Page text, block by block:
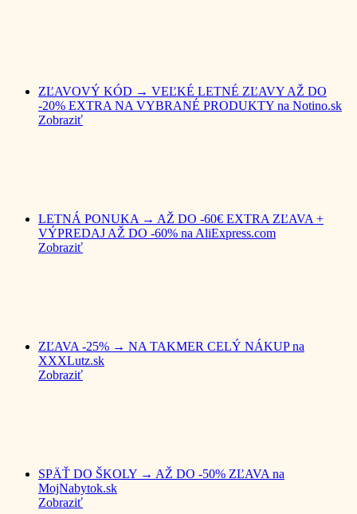
ZĽAVOVÝ KÓD → VEĽKÉ LETNÉ ZĽAVY AŽ DO
-20% EXTRA NA VYBRANÉ PRODUKTY na Notino.sk
Zobraziť
LETNÁ PONUKA → AŽ DO -60€ EXTRA ZĽAVA +
VÝPREDAJ AŽ DO -60% na AliExpress.com
Zobraziť
ZĽAVA -25% → NA TAKMER CELÝ NÁKUP na
XXXLutz.sk
Zobraziť
SPÄŤ DO ŠKOLY → AŽ DO -50% ZĽAVA na
MojNabytok.sk
Zobraziť